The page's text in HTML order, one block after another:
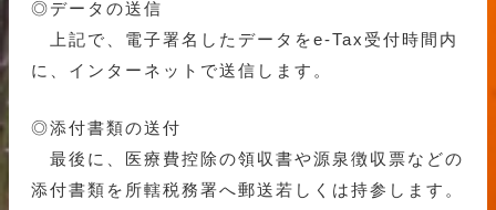
◎データの送信
上記で、電子署名したデータをe-Tax受付時間内
に、インターネットで送信します。
◎添付書類の送付
最後に、医療費控除の領収書や源泉徴収票などの
添付書類を所轄税務署へ郵送若しくは持参します。